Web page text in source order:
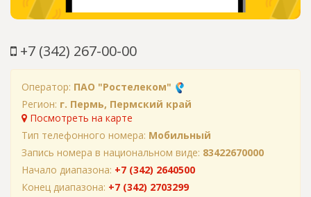
+7 (342) 267-00-00
Оператор: ПАО "Ростелеком"
Регион: г. Пермь, Пермский край
Посмотреть на карте
Тип телефонного номера: Мобильный
Запись номера в национальном виде: 83422670000
Начало диапазона: +7 (342) 2640500
Конец диапазона: +7 (342) 2703299